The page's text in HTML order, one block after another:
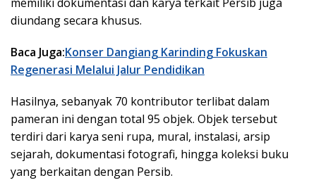
diundang secara khusus.
Baca Juga:Konser Dangiang Karinding Fokuskan
Regenerasi Melalui Jalur Pendidikan
Hasilnya, sebanyak 70 kontributor terlibat dalam
pameran ini dengan total 95 objek. Objek tersebut
terdiri dari karya seni rupa, mural, instalasi, arsip
sejarah, dokumentasi fotografi, hingga koleksi buku
yang berkaitan dengan Persib.